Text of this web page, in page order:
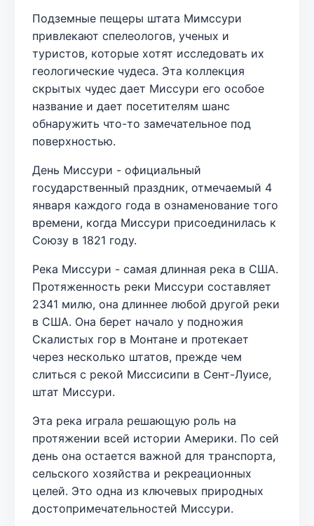
Подземные пещеры штата Мимссури
привлекают спелеологов, ученых и
туристов, которые хотят исследовать их
геологические чудеса. Эта коллекция
скрытых чудес дает Миссури его особое
название и дает посетителям шанс
обнаружить что-то замечательное под
поверхностью.
День Миссури - официальный
государственный праздник, отмечаемый 4
января каждого года в ознаменование того
времени, когда Миссури присоединилась к
Союзу в 1821 году.
Река Миссури - самая длинная река в США.
Протяженность реки Миссури составляет
2341 милю, она длиннее любой другой реки
в США. Она берет начало у подножия
Скалистых гор в Монтане и протекает
через несколько штатов, прежде чем
слиться с рекой Миссисипи в Сент-Луисе,
штат Миссури.
Эта река играла решающую роль на
протяжении всей истории Америки. По сей
день она остается важной для транспорта,
сельского хозяйства и рекреационных
целей. Это одна из ключевых природных
достопримечательностей Миссури.